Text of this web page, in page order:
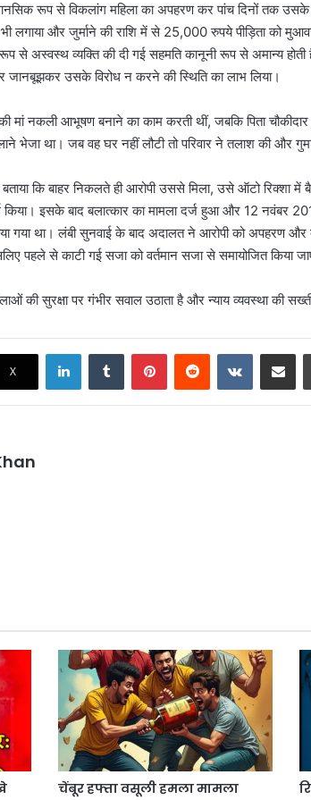
रूप से विकलांग महिला का अपहरण कर पांच दिनों तक उसके
लगाया और जुर्माने की राशि में से 25,000 रुपये पीड़िता को
अस्वस्थ व्यक्ति की दी गई सहमति कानूनी रूप से अमान्य होती
जानबूझकर उसके विरोध न करने की स्थिति का लाभ लिया।
मां नकली आभूषण बनाने का काम करती थीं, जबकि पिता
भेजा था। जब वह घर नहीं लौटी तो परिवार ने तलाश की और
बताया कि बाहर निकलते ही आरोपी उससे मिला, उसे ऑटो
इसके बाद बलात्कार का मामला दर्ज हुआ और 12 नवंबर
गया था। लंबी सुनवाई के बाद अदालत ने आरोपी को अपहरण और
पहले से काटी गई सजा को वर्तमान सजा से समायोजित किया
की सुरक्षा पर गंभीर सवाल उठाता है और न्याय व्यवस्था की सख्ती
X
चेंबूर हफ्ता वसूली हमला मामला